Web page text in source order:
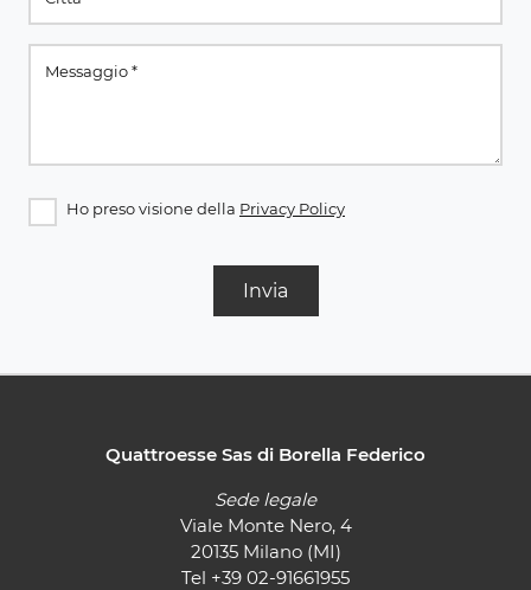
Ho preso visione della Privacy Policy
Invia
Quattroesse Sas di Borella Federico
Sede legale
Viale Monte Nero, 4
20135 Milano (MI)
Tel +39 02-91661955